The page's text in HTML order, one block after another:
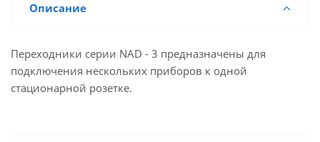
Описание
Переходники серии NAD - 3 предназначены для
подключения нескольких приборов к одной
стационарной розетке.